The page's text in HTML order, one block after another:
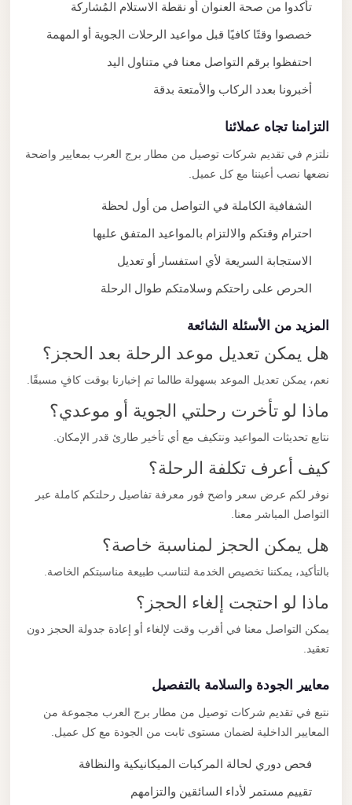
تأكدوا من صحة العنوان أو نقطة الاستلام المُشاركة
خصصوا وقتًا كافيًا قبل مواعيد الرحلات الجوية أو المهمة
احتفظوا برقم التواصل معنا في متناول اليد
أخبرونا بعدد الركاب والأمتعة بدقة
التزامنا تجاه عملائنا
نلتزم في تقديم شركات توصيل من مطار برج العرب بمعايير واضحة
نضعها نصب أعيننا مع كل عميل.
الشفافية الكاملة في التواصل من أول لحظة
احترام وقتكم والالتزام بالمواعيد المتفق عليها
الاستجابة السريعة لأي استفسار أو تعديل
الحرص على راحتكم وسلامتكم طوال الرحلة
المزيد من الأسئلة الشائعة
هل يمكن تعديل موعد الرحلة بعد الحجز؟
نعم، يمكن تعديل الموعد بسهولة طالما تم إخبارنا بوقت كافٍ مسبقًا.
ماذا لو تأخرت رحلتي الجوية أو موعدي؟
نتابع تحديثات المواعيد ونتكيف مع أي تأخير طارئ قدر الإمكان.
كيف أعرف تكلفة الرحلة؟
نوفر لكم عرض سعر واضح فور معرفة تفاصيل رحلتكم كاملة عبر
التواصل المباشر معنا.
هل يمكن الحجز لمناسبة خاصة؟
بالتأكيد، يمكننا تخصيص الخدمة لتناسب طبيعة مناسبتكم الخاصة.
ماذا لو احتجت إلغاء الحجز؟
يمكن التواصل معنا في أقرب وقت لإلغاء أو إعادة جدولة الحجز دون
تعقيد.
معايير الجودة والسلامة بالتفصيل
نتبع في تقديم شركات توصيل من مطار برج العرب مجموعة من
المعايير الداخلية لضمان مستوى ثابت من الجودة مع كل عميل.
فحص دوري لحالة المركبات الميكانيكية والنظافة
تقييم مستمر لأداء السائقين والتزامهم